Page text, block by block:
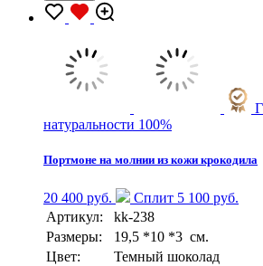
натуральности 100%
Портмоне на молнии из кожи крокодила
20 400 руб.
Сплит 5 100 руб.
Артикул:
kk-238
Размеры:
19,5 *10 *3 см.
Цвет:
Темный шоколад